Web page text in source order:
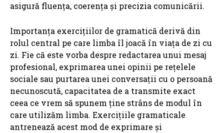
asigură fluența, coerența și precizia comunicării.
Importanța exercițiilor de gramatică derivă din
rolul central pe care limba îl joacă în viața de zi cu
zi. Fie că este vorba despre redactarea unui mesaj
profesional, exprimarea unei opinii pe rețelele
sociale sau purtarea unei conversații cu o persoană
necunoscută, capacitatea de a transmite exact
ceea ce vrem să spunem ține strâns de modul în
care utilizăm limba. Exercițiile gramaticale
antrenează acest mod de exprimare și